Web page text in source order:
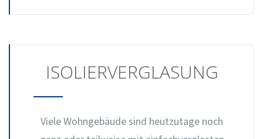
ISOLIERVERGLASUNG
Viele Wohngebäude sind heutzutage noch